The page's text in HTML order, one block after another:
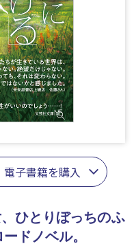
電子書籍を購入
ひとりぼっちのふ
ドノベル。